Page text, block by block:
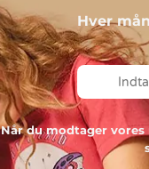
Hver
Når du modtager